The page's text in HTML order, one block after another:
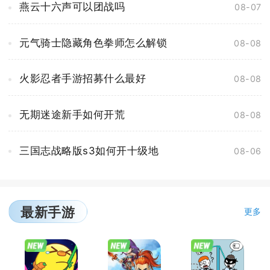
燕云十六声可以团战吗 08-07
元气骑士隐藏角色拳师怎么解锁 08-08
火影忍者手游招募什么最好 08-08
无期迷途新手如何开荒 08-08
三国志战略版s3如何开十级地 08-06
最新手游 更多